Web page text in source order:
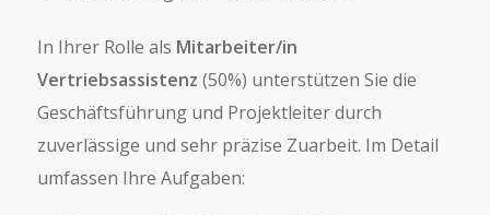
In Ihrer Rolle als Mitarbeiter/in
Vertriebsassistenz (50%) unterstützen Sie die
Geschäftsführung und Projektleiter durch
zuverlässige und sehr präzise Zuarbeit. Im Detail
umfassen Ihre Aufgaben: